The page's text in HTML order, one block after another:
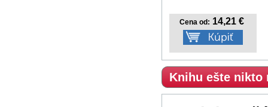
Cena od: 14,21 €
Knihu ešte nikto